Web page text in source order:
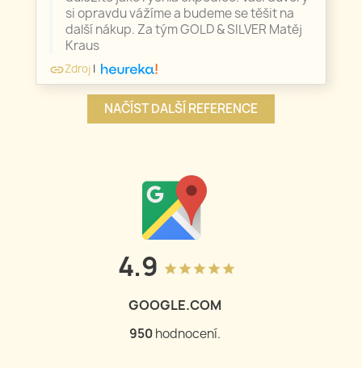
si opravdu vážíme a budeme se těšit na
další nákup. Za tým GOLD & SILVER Matěj
Kraus
linkZdroj |
NAČÍST DALŠÍ REFERENCE
4.9 grade grade grade grade grade
GOOGLE.COM
950 hodnocení.